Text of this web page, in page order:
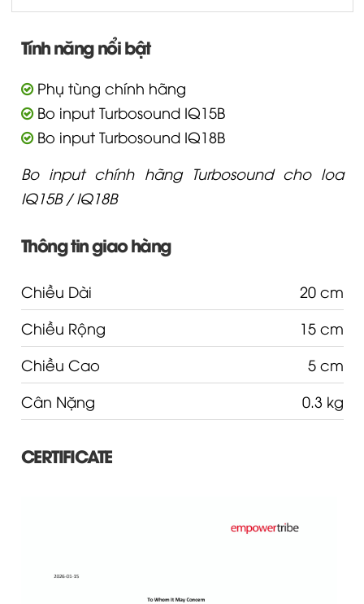
Tính năng nổi bật
Phụ tùng chính hãng
Bo input Turbosound IQ15B
Bo input Turbosound IQ18B
Bo input chính hãng Turbosound cho loa
IQ15B / IQ18B
Thông tin giao hàng
Chiều Dài
20 cm
Chiều Rộng
15 cm
Chiều Cao
5 cm
Cân Nặng
0.3 kg
CERTIFICATE